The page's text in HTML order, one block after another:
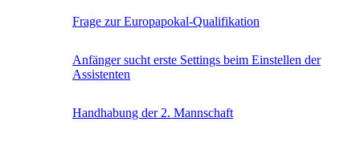
Frage zur Europapokal-Qualifikation
Anfänger sucht erste Settings beim Einstellen der
Assistenten
Handhabung der 2. Mannschaft